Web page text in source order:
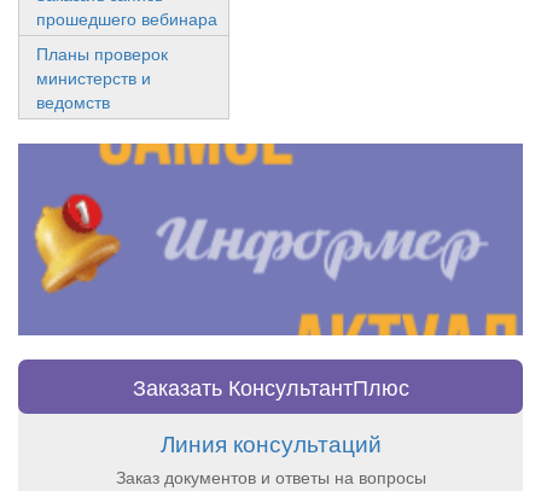
прошедшего вебинара
Планы проверок
министерств и
ведомств
Заказать КонсультантПлюс
Линия консультаций
Заказ документов и ответы на вопросы